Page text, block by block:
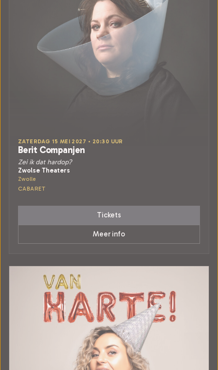
ZATERDAG 15 MEI 2027 • 20:30 UUR
Berit Companjen
Zei ik dat hardop?
Zwolse Theaters
Zwolle
CABARET
Tickets
Meer info